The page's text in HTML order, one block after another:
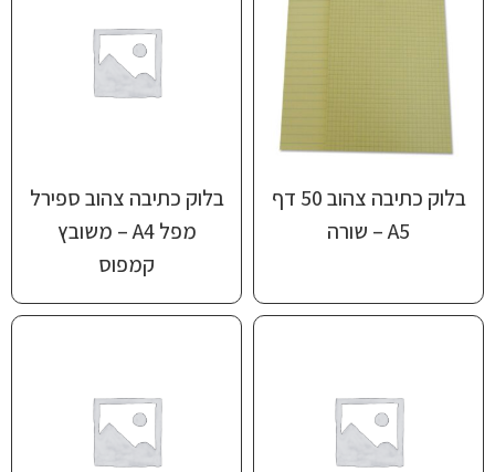
בלוק כתיבה צהוב 50 דף
‎A5‏ – שורה
בלוק כתיבה צהוב ספירל
מפל A4 – משובץ
קמפוס